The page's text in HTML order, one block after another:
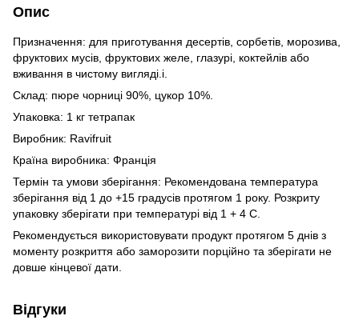
Опис
Призначення: для приготування десертів, сорбетів, морозива,
фруктових мусів, фруктових желе, глазурі, коктейлів або
вживання в чистому вигляді.і.
Склад: пюре чорниці 90%, цукор 10%.
Упаковка: 1 кг тетрапак
Виробник: Ravifruit
Країна виробника: Франція
Термін та умови зберігання: Рекомендована температура
зберігання від 1 до +15 градусів протягом 1 року. Розкриту
упаковку зберігати при температурі від 1 + 4 С.
Рекомендується використовувати продукт протягом 5 днів з
моменту розкриття або заморозити порційно та зберігати не
довше кінцевої дати.
Відгуки